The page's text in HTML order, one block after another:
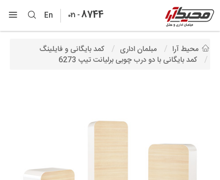
En 021 -8744
محیط آرا مبلمان اداری
کمد بایگانی و فایلینگ
کمد بایگانی با دو درب چوبی برلیانت تیپ 6273